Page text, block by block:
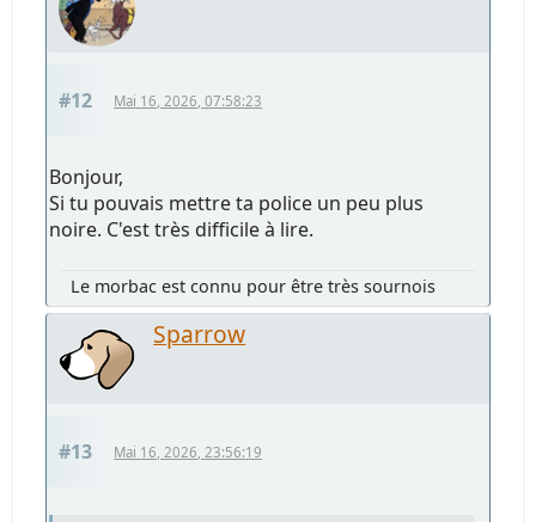
#12 Mai 16, 2026, 07:58:23
Bonjour,
Si tu pouvais mettre ta police un peu plus
noire. C'est très difficile à lire.
Le morbac est connu pour être très sournois
Sparrow
#13 Mai 16, 2026, 23:56:19